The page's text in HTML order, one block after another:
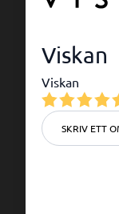
Viskan
Viskan
SKRIV ETT